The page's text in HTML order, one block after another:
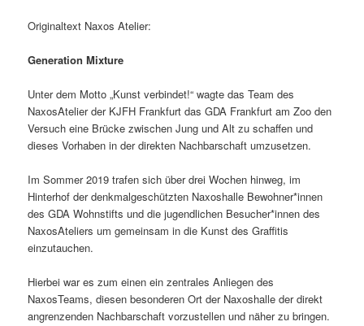
Originaltext Naxos Atelier:
Generation Mixture
Unter dem Motto „Kunst verbindet!“ wagte das Team des
NaxosAtelier der KJFH Frankfurt das GDA Frankfurt am Zoo den
Versuch eine Brücke zwischen Jung und Alt zu schaffen und
dieses Vorhaben in der direkten Nachbarschaft umzusetzen.
Im Sommer 2019 trafen sich über drei Wochen hinweg, im
Hinterhof der denkmalgeschützten Naxoshalle Bewohner*innen
des GDA Wohnstifts und die jugendlichen Besucher*innen des
NaxosAteliers um gemeinsam in die Kunst des Graffitis
einzutauchen.
Hierbei war es zum einen ein zentrales Anliegen des
NaxosTeams, diesen besonderen Ort der Naxoshalle der direkt
angrenzenden Nachbarschaft vorzustellen und näher zu bringen.